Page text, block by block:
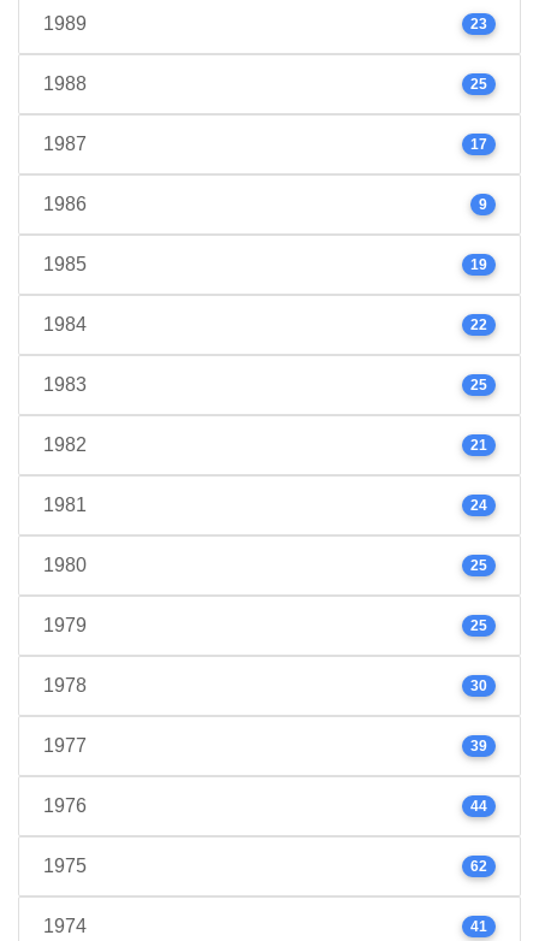
1989 23
1988 25
1987 17
1986 9
1985 19
1984 22
1983 25
1982 21
1981 24
1980 25
1979 25
1978 30
1977 39
1976 44
1975 62
1974 41